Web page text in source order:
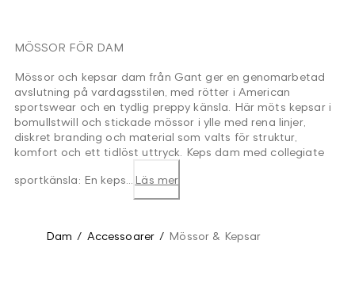
MÖSSOR FÖR DAM
Mössor och kepsar dam från Gant ger en genomarbetad
avslutning på vardagsstilen, med rötter i American
sportswear och en tydlig preppy känsla. Här möts kepsar i
bomullstwill och stickade mössor i ylle med rena linjer,
diskret branding och material som valts för struktur,
komfort och ett tidlöst uttryck. Keps dam med collegiate
sportkänsla: En keps... Läs mer
Dam / Accessoarer / Mössor & Kepsar